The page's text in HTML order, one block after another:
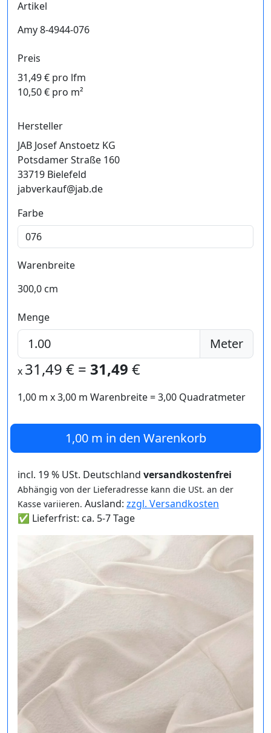
Artikel
Amy 8-4944-076
Preis
31,49 € pro lfm
10,50 € pro m²
Hersteller
JAB Josef Anstoetz KG
Potsdamer Straße 160
33719 Bielefeld
jabverkauf@jab.de
Farbe
Warenbreite
300,0 cm
Menge
Meter
x 31,49 € = 31,49 €
1,00 m x3,00 m Warenbreite =3,00 Quadratmeter
1,00 m in den Warenkorb
incl. 19 % USt. Deutschland versandkostenfrei
Abhängig von der Lieferadresse kann die USt. an der
Kasse variieren. Ausland: zzgl. Versandkosten
✅ Lieferfrist: ca. 5-7 Tage